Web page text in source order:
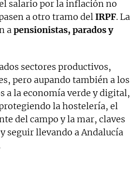
salario por la inflación no
a otro tramo delIRPF. La
apensionistas, parados y
sectores productivos,
pero aupando también a los
a la economía verde y digital,
la hostelería, el
del campo y la mar, claves
seguir llevando a Andalucía